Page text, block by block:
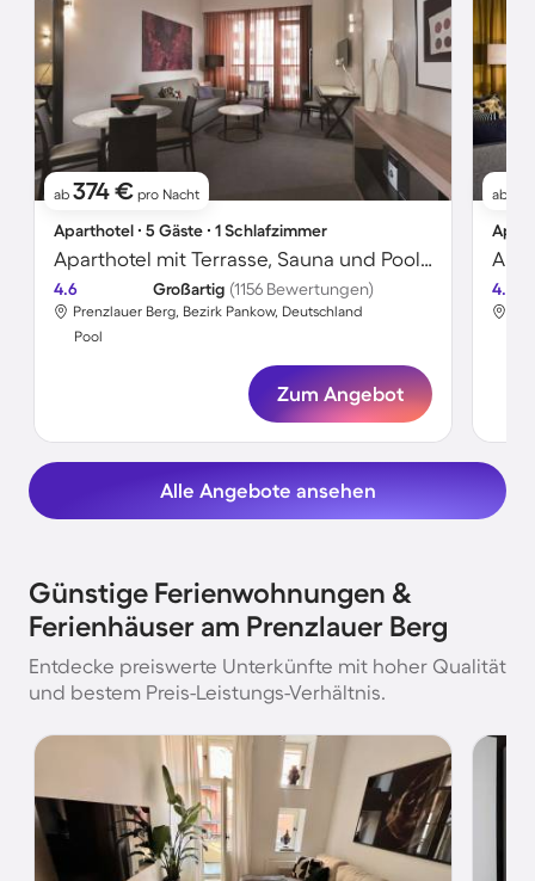
ab 374 € pro Nacht
Aparthotel ∙ 5 Gäste ∙ 1 Schlafzimmer
Aparthotel mit Terrasse, Sauna und Pool | Gendarmenmarkt in der Nähe | Perfekt für die Arbeit von Zuhause
4.6 Großartig (1156 Bewertungen)
Prenzlauer Berg, Bezirk Pankow, Deutschland
Pool
Zum Angebot
ab
4.6
Alle Angebote ansehen
Günstige Ferienwohnungen &
Ferienhäuser am Prenzlauer Berg
Entdecke preiswerte Unterkünfte mit hoher Qualität
und bestem Preis-Leistungs-Verhältnis.